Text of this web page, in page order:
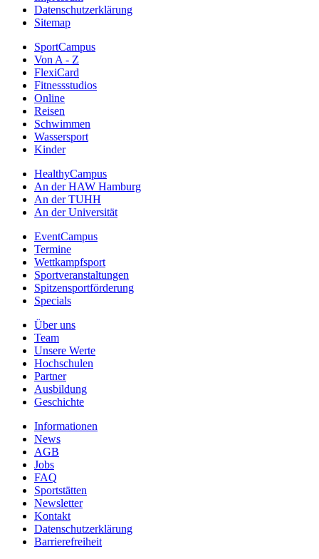
Datenschutzerklärung
Sitemap
SportCampus
Von A - Z
FlexiCard
Fitnessstudios
Online
Reisen
Schwimmen
Wassersport
Kinder
HealthyCampus
An der HAW Hamburg
An der TUHH
An der Universität
EventCampus
Termine
Wettkampfsport
Sportveranstaltungen
Spitzensportförderung
Specials
Über uns
Team
Unsere Werte
Hochschulen
Partner
Ausbildung
Geschichte
Informationen
News
AGB
Jobs
FAQ
Sportstätten
Newsletter
Kontakt
Datenschutzerklärung
Barrierefreiheit